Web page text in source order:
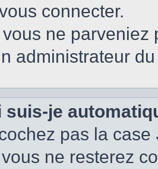
connecter.
ne
administrateur
suis-je
pas la case
ne resterez